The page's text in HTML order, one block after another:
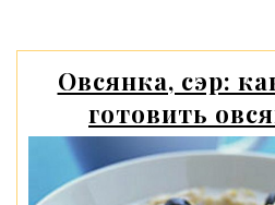
Овсянка, сэр:
готовить